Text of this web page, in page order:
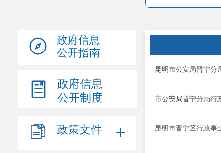
政府信息
公开指南
政府信息
公开制度
政策文件
昆明市公安局晋宁分
市公安局晋宁分局行
昆明市晋宁区行政事